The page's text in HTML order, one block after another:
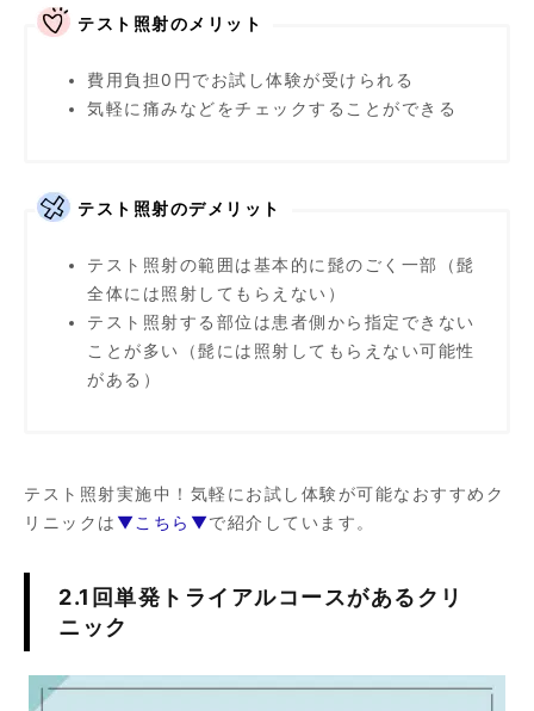
テスト照射のメリット
費用負担0円でお試し体験が受けられる
気軽に痛みなどをチェックすることができる
テスト照射のデメリット
テスト照射の範囲は基本的に髭のごく一部（髭
全体には照射してもらえない）
テスト照射する部位は患者側から指定できない
ことが多い（髭には照射してもらえない可能性
がある）
テスト照射実施中！気軽にお試し体験が可能なおすすめク
リニックは ▼こちら▼で紹介しています。
2.1回単発トライアルコースがあるクリ
ニック